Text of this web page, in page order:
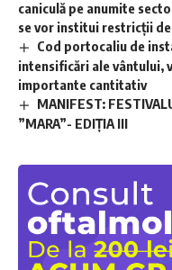
caniculă pe anumite
se vor institui restricții
Cod portocaliu de
intensificări ale vântului,
importante cantitativ
MANIFEST:
”MARA”- EDIȚIA III